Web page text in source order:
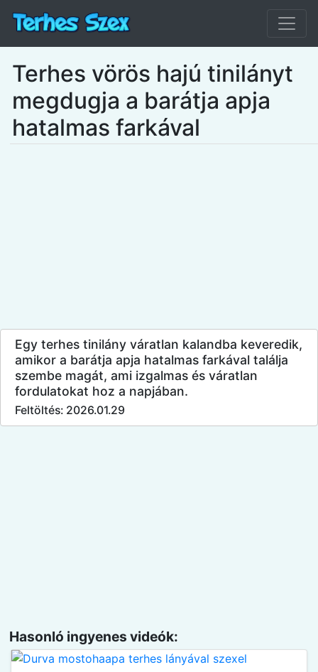
Terhes vörös hajú tinilányt
megdugja a barátja apja
hatalmas farkával
Egy terhes tinilány váratlan kalandba keveredik,
amikor a barátja apja hatalmas farkával találja
szembe magát, ami izgalmas és váratlan
fordulatokat hoz a napjában.
Feltöltés: 2026.01.29
Hasonló ingyenes videók: